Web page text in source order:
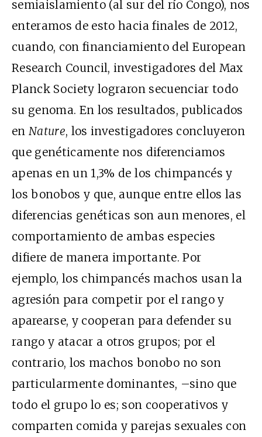
semiaislamiento (al sur del río Congo), nos
enteramos de esto hacia finales de 2012,
cuando, con financiamiento del European
Research Council, investigadores del Max
Planck Society lograron secuenciar todo
su genoma. En los resultados, publicados
enNature, los investigadores concluyeron
que genéticamente nos diferenciamos
apenas en un 1,3% de los chimpancés y
los bonobos y que, aunque entre ellos las
diferencias genéticas son aun menores, el
comportamiento de ambas especies
difiere de manera importante. Por
ejemplo, los chimpancés machos usan la
agresión para competir por el rango y
aparearse, y cooperan para defender su
rango y atacar a otros grupos; por el
contrario, los machos bonobo no son
particularmente dominantes, –sino que
todo el grupo lo es; son cooperativos y
comparten comida y parejas sexuales con